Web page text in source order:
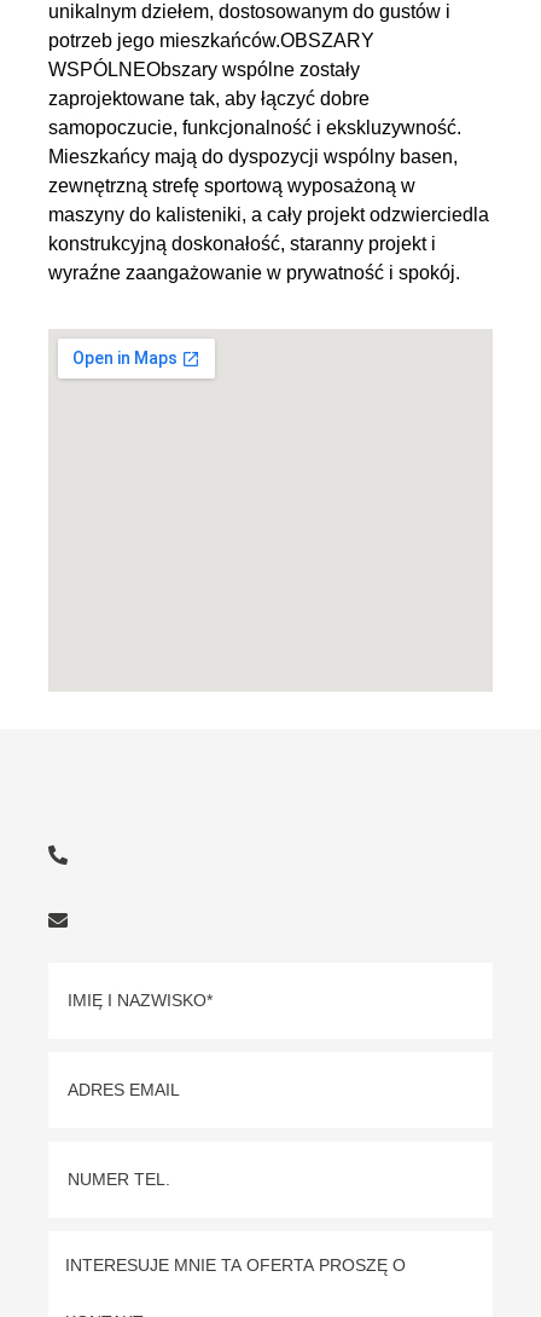
unikalnym dziełem, dostosowanym do gustów i
potrzeb jego mieszkańców.OBSZARY
WSPÓLNEObszary wspólne zostały
zaprojektowane tak, aby łączyć dobre
samopoczucie, funkcjonalność i ekskluzywność.
Mieszkańcy mają do dyspozycji wspólny basen,
zewnętrzną strefę sportową wyposażoną w
maszyny do kalisteniki, a cały projekt odzwierciedla
konstrukcyjną doskonałość, staranny projekt i
wyraźne zaangażowanie w prywatność i spokój.